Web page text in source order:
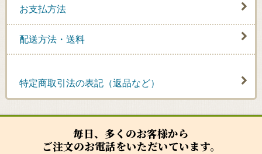
お支払方法
配送方法・送料
特定商取引法の表記（返品など）
毎日、多くのお客様から
ご注文のお電話をいただいています。